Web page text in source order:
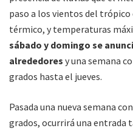
paso a los vientos del trópico
térmico, y temperaturas
sábado y domingo se
alrededores y una semana
grados hasta el jueves.
Pasada una nueva semana
grados, ocurrirá una entrada